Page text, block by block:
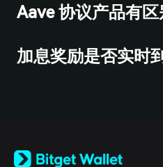
Aave 协议产品有区
加息奖励是否实时
日本語